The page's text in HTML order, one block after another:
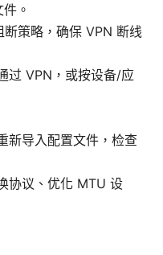
。
策略，确保 VPN 断线
过 VPN，或按设备/应
新导入配置文件，检查
协议、优化 MTU 设